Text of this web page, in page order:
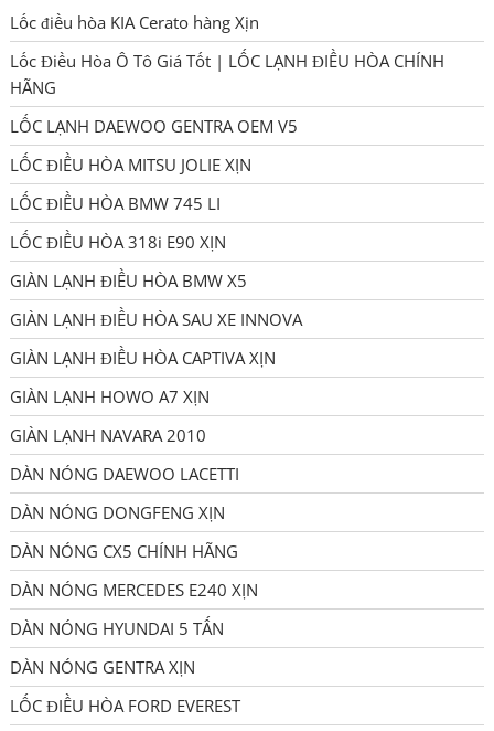
Lốc điều hòa KIA Cerato hàng Xịn
Lốc Điều Hòa Ô Tô Giá Tốt | LỐC LẠNH ĐIỀU HÒA CHÍNH
HÃNG
LỐC LẠNH DAEWOO GENTRA OEM V5
LỐC ĐIỀU HÒA MITSU JOLIE XỊN
LỐC ĐIỀU HÒA BMW 745 LI
LỐC ĐIỀU HÒA 318i E90 XỊN
GIÀN LẠNH ĐIỀU HÒA BMW X5
GIÀN LẠNH ĐIỀU HÒA SAU XE INNOVA
GIÀN LẠNH ĐIỀU HÒA CAPTIVA XỊN
GIÀN LẠNH HOWO A7 XỊN
GIÀN LẠNH NAVARA 2010
DÀN NÓNG DAEWOO LACETTI
DÀN NÓNG DONGFENG XỊN
DÀN NÓNG CX5 CHÍNH HÃNG
DÀN NÓNG MERCEDES E240 XỊN
DÀN NÓNG HYUNDAI 5 TẤN
DÀN NÓNG GENTRA XỊN
LỐC ĐIỀU HÒA FORD EVEREST